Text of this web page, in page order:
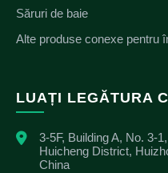
Săruri de baie
Alte produse conexe pentru
LUAȚI LEGĂTURA
3-5F, Building A, No. 3-
Huicheng District,
China